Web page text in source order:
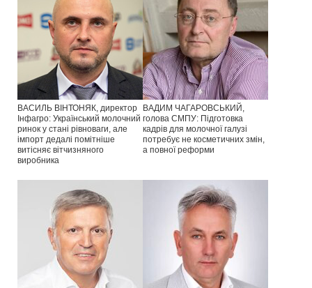
ВАСИЛЬ ВІНТОНЯК, директор
Інфагро: Український молочний
ринок у стані рівноваги, але
імпорт дедалі помітніше
витісняє вітчизняного
виробника
ВАДИМ ЧАГАРОВСЬКИЙ,
голова СМПУ: Підготовка
кадрів для молочної галузі
потребує не косметичних змін,
а повної реформи